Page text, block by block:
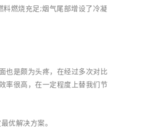
燃烧充足;烟气尾部增设了冷凝
是颇为头疼，在经过多次对比
率很高，在一定程度上替我们节
优解决方案。